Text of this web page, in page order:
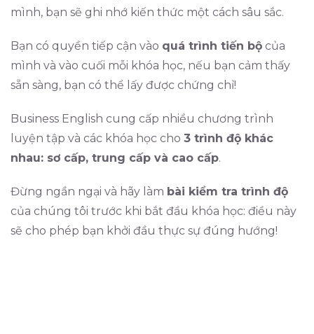
mình, bạn sẽ ghi nhớ kiến thức một cách sâu sắc.
Bạn có quyền tiếp cận vào quá trình tiến bộ của
mình và vào cuối mỗi khóa học, nếu bạn cảm thấy
sẵn sàng, bạn có thể lấy được chứng chỉ!
Business English cung cấp nhiều chương trình
luyện tập và các khóa học cho 3 trình độ khác
nhau: sơ cấp, trung cấp và cao cấp.
Đừng ngần ngại và hãy làm bài kiểm tra trình độ
của chúng tôi trước khi bắt đầu khóa học: điều này
sẽ cho phép bạn khởi đầu thực sự đúng hướng!